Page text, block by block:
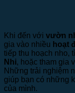
Khi đến với vườn
gia vào nhiều hoạt
tiếp thu hoạch nho,
Nhi, hoặc tham gia
Những trải nghiệm
giúp bạn có những
của mình.